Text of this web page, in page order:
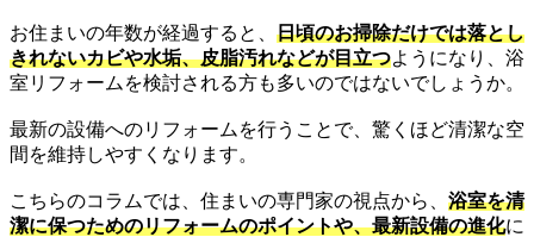
お住まいの年数が経過すると、 日頃のお掃除だけでは落とし
きれないカビや水垢、皮脂汚れなどが目立つようになり、浴
室リフォームを検討される方も多いのではないでしょうか。
最新の設備へのリフォームを行うことで、驚くほど清潔な空
間を維持しやすくなります。
こちらのコラムでは、住まいの専門家の視点から、 浴室を清
潔に保つためのリフォームのポイントや、最新設備の進化に